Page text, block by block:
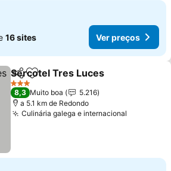
16 sites Ver preços
PartilharAdicionar aos favoritos
Sercotel Tres Luces
3 Estrelas
8,3 Muito boa
5.216
a 5.1 km de Redondo
Culinária galega e internacional